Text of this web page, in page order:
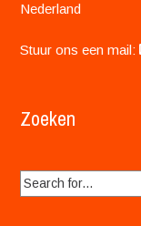
Nederland
Stuur ons een mail:
Zoeken
Search
for: